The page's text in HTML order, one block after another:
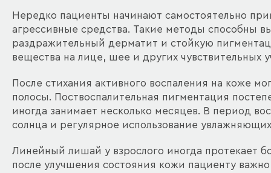
Нередко пациенты начинают самостоятельно
агрессивные средства. Такие методы способны
раздражительный дерматит и стойкую
вещества на лице, шее и других чувствительных
После стихания активного воспаления на коже
полосы. Поствоспалительная пигментация
иногда занимает несколько месяцев. В период
солнца и регулярное использование
Линейный лишай у взрослого иногда протекает
после улучшения состояния кожи пациенту